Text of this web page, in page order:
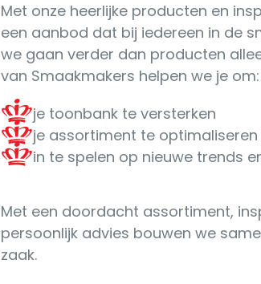
Met onze heerlijke producten en
een aanbod dat bij iedereen in de
we gaan verder dan producten
van Smaakmakers helpen we je om:
je toonbank te versterken
je assortiment te optimaliseren
in te spelen op nieuwe trends
Met een doordacht assortiment,
persoonlijk advies bouwen we
zaak.